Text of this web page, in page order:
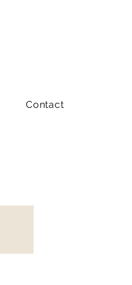
Contact